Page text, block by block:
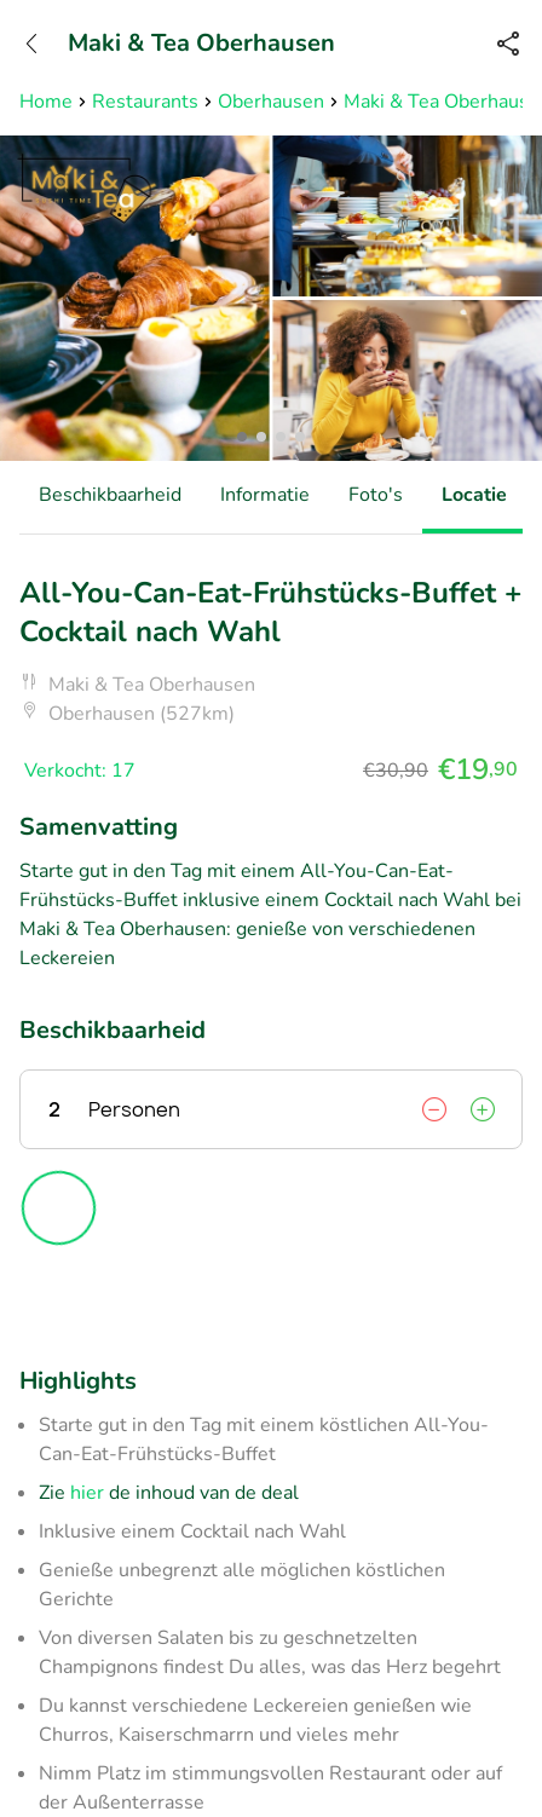
Bereikbaar tot 23:00 uur
Home Restaurants Oberhausen Maki & Tea
Maki & Tea Oberhausen
Beschikbaarheid Informatie Foto's Locatie
All-You-Can-Eat-Frühstücks-Buffet +
Cocktail nach Wahl
Maki & Tea Oberhausen
Oberhausen (527km)
Verkocht: 17 €30,90 €19,90
Samenvatting
Starte gut in den Tag mit einem All-You-Can-Eat-
Frühstücks-Buffet inklusive einem Cocktail nach Wahl bei
Maki & Tea Oberhausen: genieße von verschiedenen
Leckereien
Beschikbaarheid
2 Personen
Highlights
Starte gut in den Tag mit einem köstlichen All-You-
Can-Eat-Frühstücks-Buffet​
Zie hierde inhoud van de deal
Inklusive einem Cocktail nach Wahl
Genieße unbegrenzt alle möglichen köstlichen
Gerichte
Von diversen Salaten bis zu geschnetzelten
Champignons findest Du alles, was das Herz begehrt
Du kannst verschiedene Leckereien genießen wie
Churros, Kaiserschmarrn und vieles mehr
Nimm Platz im stimmungsvollen Restaurant oder auf
der Außenterrasse